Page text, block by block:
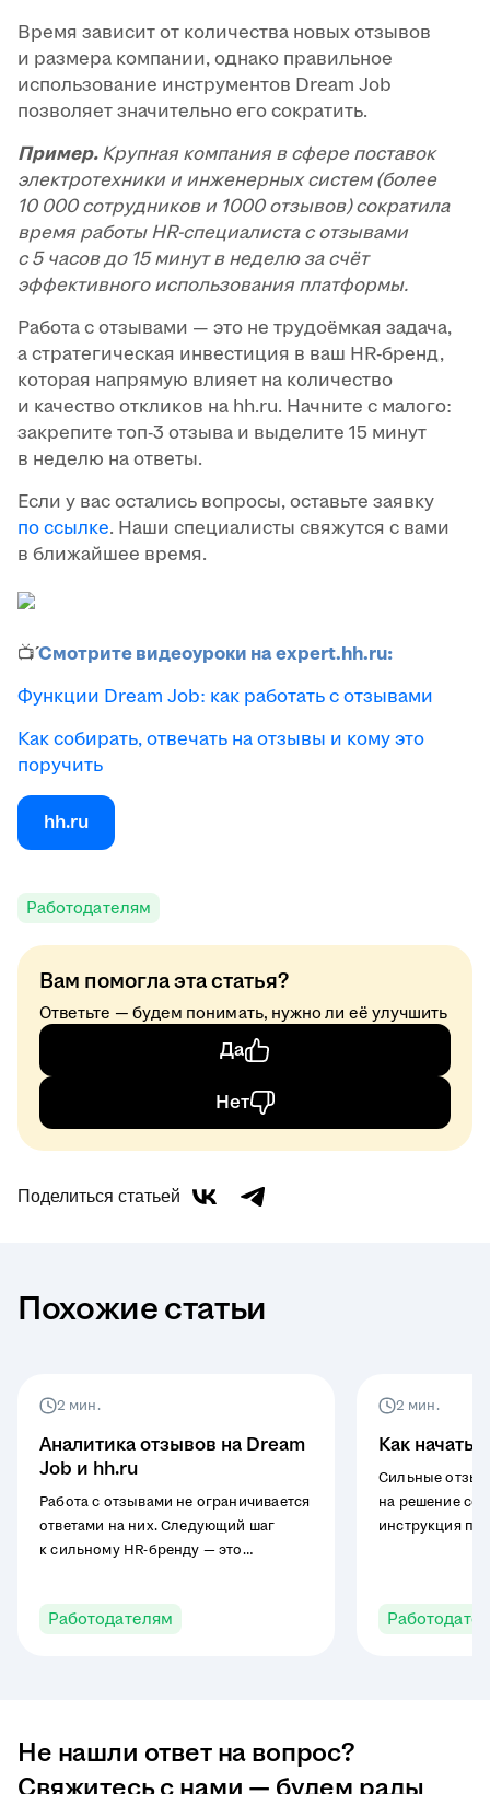
Время зависит от количества новых отзывов
и размера компании, однако правильное
использование инструментов Dream Job
позволяет значительно его сократить.
Пример. Крупная компания в сфере поставок
электротехники и инженерных систем (более
10 000 сотрудников и 1000 отзывов) сократила
время работы HR-специалиста с отзывами
с 5 часов до 15 минут в неделю за счёт
эффективного использования платформы.
Работа с отзывами — это не трудоёмкая задача,
а стратегическая инвестиция в ваш HR-бренд,
которая напрямую влияет на количество
и качество откликов на hh.ru. Начните с малого:
закрепите топ-3 отзыва и выделите 15 минут
в неделю на ответы.
Если у вас остались вопросы, оставьте заявку
по ссылке. Наши специалисты свяжутся с вами
в ближайшее время.
📺́́Смотрите видеоуроки на expert.hh.ru:
Функции Dream Job: как работать с отзывами
Как собирать, отвечать на отзывы и кому это
поручить
hh.ru
Работодателям
Вам помогла эта статья?
Ответьте — будем понимать, нужно ли её улучшить
Да
Нет
Поделиться статьей
Похожие статьи
2 мин.
Аналитика отзывов на Dream
Job и hh.ru
Работа с отзывами не ограничивается
ответами на них. Следующий шаг
к сильному HR-бренду — это
для анализа вашей репутации
Работодателям
2 мин.
Как начать
Сильные
на решение
инструкция
Не нашли ответ на вопрос?
Свяжитесь с нами — будем рады